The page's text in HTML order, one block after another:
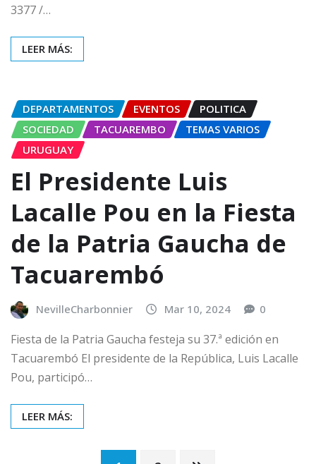
3377 /…
LEER MÁS:
DEPARTAMENTOS EVENTOS
POLITICA
SOCIEDAD
TACUAREMBO
TEMAS VARIOS
URUGUAY
El Presidente Luis
Lacalle Pou en la Fiesta
de la Patria Gaucha de
Tacuarembó
NevilleCharbonnier Mar 10, 2024 0
Fiesta de la Patria Gaucha festeja su 37.ª edición en
Tacuarembó El presidente de la República, Luis Lacalle
Pou, participó…
LEER MÁS: